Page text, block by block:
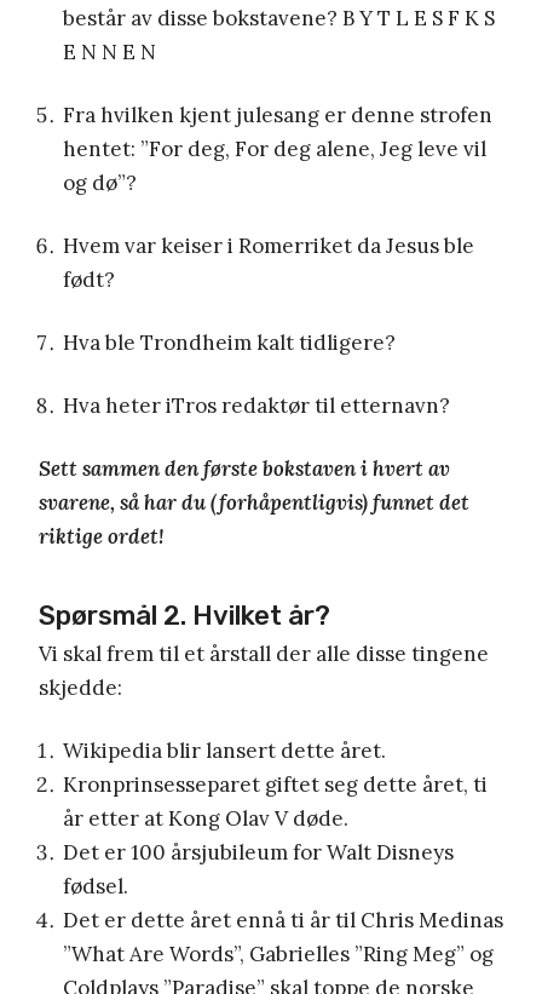
består av disse bokstavene? B Y T L E S F K S
E N N E N
Fra hvilken kjent julesang er denne strofen
hentet: ”For deg, For deg alene, Jeg leve vil
og dø”?
Hvem var keiser i Romerriket da Jesus ble
født?
Hva ble Trondheim kalt tidligere?
Hva heter iTros redaktør til etternavn?
Sett sammen den første bokstaven i hvert av
svarene, så har du (forhåpentligvis) funnet det
riktige ordet!
Spørsmål 2. Hvilket år?
Vi skal frem til et årstall der alle disse tingene
skjedde:
Wikipedia blir lansert dette året.
Kronprinsesseparet giftet seg dette året, ti
år etter at Kong Olav V døde.
Det er 100 årsjubileum for Walt Disneys
fødsel.
Det er dette året ennå ti år til Chris Medinas
”What Are Words”, Gabrielles ”Ring Meg” og
Coldplays ”Paradise” skal toppe de norske